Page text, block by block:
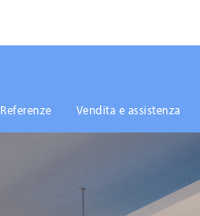
Referenze Vendita e assistenza